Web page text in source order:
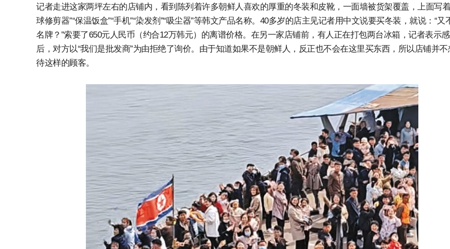
记者走进这家两坪左右的店铺内，看到陈列着许多朝鲜人喜欢的厚重的冬装和皮靴，一面墙被货架覆盖，上面写
球修剪器”“保温饭盒”“手机”“染发剂”“吸尘器”等韩文产品名称。40多岁的店主见记者用中文说要买冬装，就说：“又
名牌？”索要了650元人民币（约合12万韩元）的离谱价格。在另一家店铺前，有人正在打包两台冰箱，记者表示
后，对方以“我们是批发商”为由拒绝了询价。由于知道如果不是朝鲜人，反正也不会在这里买东西，所以店铺并不
待这样的顾客。